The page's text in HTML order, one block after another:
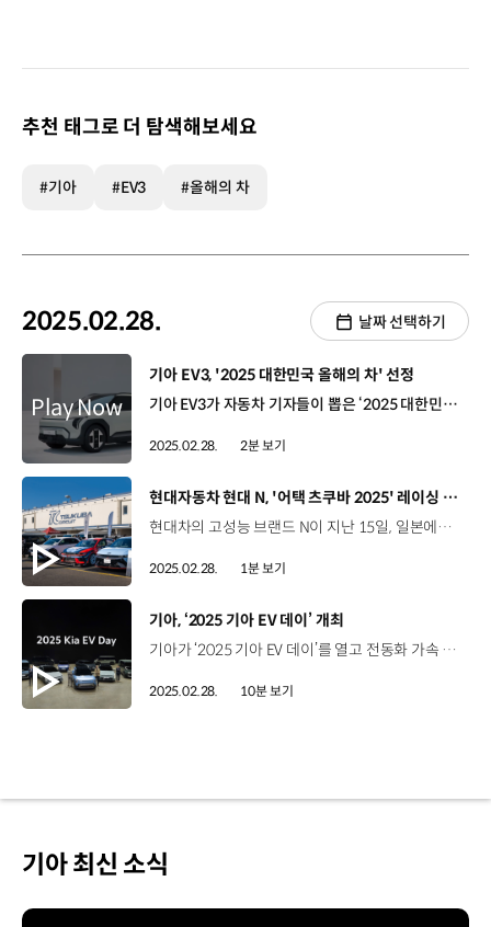
추천 태그로 더 탐색해보세요
#기아 #EV3 #올해의 차
2025.02.28. 날짜 선택하기
[동영상]
기아 EV3, '2025 대한민국 올해의 차' 선정
기아 EV3가 자동차 기자들이 뽑은 ‘2025 대한민국 올해의 차’ 로 선정됐습니다. ‘2025 대한민국 올해의 차’는 총 12개 브랜드, 15개 차종의 디자인과 안전성, 편의성, 연비, 가격 등 10개 항목을 평가했는데요. 기아 EV3가 종합 점수 75.53점을 얻어 ‘2025 올해의 차’로 최종 선정됐습니다. 또한, 역동성과 실용성을 두루 갖춘 EV3는 ‘올해의 전기차(EV)’에도 이름을 올렸으며, EV3에 적용된 첨단 전동화 기술, ‘아이 페달(i-Pedal) 3.0’은 ‘올해의 이노베이션’을 차지해, EV3는 총 3관왕을 달성했습니다. 한편, EV3는 81.4kWh 대용량 배터리를 탑재해 1회 충전 시 최대 501km를 주행할 수 있고, 실내⋅외 V2L 기능 등 전기차 주요 강점은 유지하면서도 크기를 줄이고, 가격을 낮춰 전기차 대중화를 선도한다는 평가를 받고 있습니다.
2025.02.28. 2분 보기
[동영상]
현대자동차 현대 N, '어택 츠쿠바 2025' 레이싱 대회 참가 및 신기록 달성
현대차의 고성능 브랜드 N이 지난 15일, 일본에서 열린 '어택 츠쿠바 2025' 레이싱 대회에서 전기차 신기록을 달성했습니다. ‘어택 츠쿠바 2025'의 타임어택 레이싱 대회는 여러 차량이 함께 주행하는 레이스와 달리 가장 빠른 랩 타임을 측정해 순위를 정하는 대회인데요. 이번 레이싱에 출전한 일본의 인기 카레이서 ‘타니구치 노부테루’는 아이오닉 5 N TA Spec으로 57초 446의 랩타임을 기록하며, 지난해 우승 기록보다 2초 이상 단축된 전기차 신기록을 달성했습니다. 현대차는 앞으로도 다양한 도전을 통해 고성능 전기차가 글로벌 자동차 문화에 융화될 수 있도록 노력할 예정입니다.
2025.02.28. 1분 보기
[동영상]
기아, ‘2025 기아 EV 데이’ 개최
기아가 ‘2025 기아 EV 데이’를 열고 전동화 가속 의지를 다졌습니다. 네, 기아는 지난 24일, 스페인에서 ‘전동화 시장의 흐름 전환’을 주제로 ‘2025 기아 EV 데이’를 개최했습니다. 현장 함께 보시죠! ‘2025 기아 EV 데이’가 스페인 타라고나 지역의 역사적인 명소인 타라코 아레나에서 성황리에 개최됐습니다. 이날 행사에는 기아 CEO 송호성 사장 등 주요 임원진과 기자단, 딜러 등이 참석했는데요. 기아는 EV4, PV5, 콘셉트 EV2 등 양산차 2종과 콘셉트카 1종을 세계 최초로 공개했습니다. 송호성 사장 / 기아 기아는 지속가능한 모빌리티 솔루션 제공업체로서, 고객 관점에서 개발한 제품과 경험을 제공하며 EV 대중화를 위해 지속적으로 노력하고 있습니다. 기아는 이번 EV 데이에서 전동화를 가속화할 다양한 EV 라인업을 선보였는데요. EV4부터 함께 살펴볼까요? 네, 더 기아 EV4는 브랜드 최초의 준중형 전동화 세단인데요. 혁신적인 공간과 뛰어난 성능으로 EV 시장에서 확장된 선택지를 제공할 것으로 기대됩니다. EV4는 기아 디자인 철학인 ‘오퍼짓 유나이티드’를 바탕으로 세련되고 역동적인 디자인을 갖췄는데요. 낮게 떨어지는 후드 앞단에서부터 트렁크 끝단까지 이어지는 실루엣과 휠 아치를 감싸는 블랙 클래딩을 적용해 전동화 시대에 걸맞은 새로운 세단의 모습을 구현했습니다. 카림 하비브 부사장 / 기아 글로벌디자인담당EV4는 기존 세단에서 볼 수 없었던 루프 스포일러를 차체 양 끝에 배치해 혁신적인 실루엣을 완성했습니다. 차량 가장자리를 따라 위치한 수직 형상의 헤드램프와 테일램프가 EV4의 와이드한 느낌을 강조합니다. EV4의 실내는 넓은 공간을 바탕으로 여유로운 헤드룸과 레그룸을 확보했는데요. 동급 최대 수준인 490L의 트렁크를 구현하고 트렁크가 열리는 면적을 넓혀 적재 시 편의성을 높였습니다. 뿐만 아니라, 전방으로 80mm 확장 가능한 ‘슬라이딩 콘솔 테이블’과 간단한 조작으로 시트 포지션과 조명 밝기를 전환할 수 있는 ‘인테리어 모드’를 적용해 탑승객의 공간 활용성을 극대화했습니다. EV4의 롱레인지 모델과 스탠다드 모델에는 각각 81.4kWh, 58.3kWh 용량의 배터리를 탑재했는데요. 두 모델 모두 기아 EV 라인업 중 가장 높은 복합전비 5.8km/kWh를 달성했습니다. 또한, EV4는 공기역학적인 설계를 바탕으로 기아 차량 중 가장 우수한 공력성능인 공기저항계수 0.23을 달성했습니다. 이를 기반으로 EV4는 현대차그룹의 전기차 중 가장 긴 거리인 533km의 1회 충전 시 주행가능거리를 확보했습니다. 이 밖에도 EV4는 기아 AI 어시스턴트를 탑재하고, 혁신적인 커넥티비티 사양을 적용해 고객에게 의미 있고 편리한 차량경험을 제공합니다. 조상운 상무 / 기아 글로벌사업기획사업부EV4에는 기아 애플리케이션과 연동한 원격 OTA 업데이트 기능이 기아 최초로 적용했습니다. 기존에는 차량 안에서만 가능했던 OTA 업데이트를 시공간 제약 없이 휴대폰을 통해 원격으로 진행함으로써 고객들은 항상 최신의 차량 상태를 유지하고, 차량과 심리스하게 연결됩니다. EV4의 혁신적인 공간과 뛰어난 성능이 정말 매력적이네요. 기아는 유럽 시장에 EV4 해치백 모델도 출시할 예정이죠? 네, 기아는 유럽 시장 전략형 모델, EV4 해치백을 출시해 현지 고객들의 마음을 사로잡을 예정입니다. 기아는 이번 행사에서 EV4 뿐만 아니라 PV5를 공개하며 PBV 비즈니스 전략도 공개했죠? 네, 기아는 다양한 비즈니스 환경에서 새로운 가치를 창출하며 모빌리티 패러다임의 전환을 이룬다는 목표를 공개했습니다. 기아는 PBV에 현대차그룹 전용 전기차 플랫폼 ‘E-GMP’의 우수한 기술력을 바탕으로 탄생한 ‘E-GMP.S’를 현대차그룹 최초로 적용했습니다. PBV 전용 플랫폼 E-GMP.S는 스케이트 플랫폼 콘셉트로 개발돼 향후 소형부터 대형 PBV까지 폭넓은 제품 라인업 대응이 가능한데요. PE룸 구조를 최적화해 넓은 실내와 화물공간을 확보했으며, 2ᆞ3열에 편평한 플랫 플로어 구조를 적용하고 차체 바닥을 낮게 설계해 탑승객 승하차 및 화물 상하차 편의성을 높였습니다. 또한, AAOS 기반의 인포테인먼트 시스템과 앱 마켓으로 다양한 비즈니스 특화 앱을 지원합니다. 혁신적인 제조 방식도 기아 PBV의 특징인데요. PBV 전용공장인 ‘화성 EVO Plant’에서 다품종 소량생산 체제를 구축하고, 특장 사양을 더한 컨버전 모델까지 직접 제공해 고객 맞춤형 생산을 극대화합니다. 송호성 사장 / 기아 PBV 시장을 선도하는 기아는 고객 최우선 가치에 기반한 하드웨어, 소프트웨어, 제조 분야의 혁신으로 맞춤형 모빌리티의 새로운 패러다임을 제시할 것 입니다. 이번 EV 데이에서 기아는 이러한 PBV 전략이 잘 담긴 첫 번째 전용 PBV ‘PV5’를 세계 최초로 공개했습니다. PV5는 PBV 전용 플랫폼 E-GMP.S에 기반한 맞춤형 차량 구조와 다양한 첨단 신기술을 적용한 중형 PBV인데요. 오퍼짓 유나이티드를 바탕으로 미래지향적이면서 강인한 이미지와 함께 다양한 바디 타입을 적용할 수 있는 유연함이 특징입니다. 김택균 상무 / 기아 기아디자인운영담당 PV5 전면부는 깨끗한 이미지의 상단부와 견고한 느낌의 하단부를 대비시켜 과감하고 미래지향적인 분위기를 연출했습니다. A 필러의 연장선에서 이어지는 스타맵 시그니처 라이팅으로 기아의 디자인 정체성을 접목했습니다. PV5의 실내는 ‘열린 상자(Open Box)’를 주제로 공간 활용성을 극대화하고, 고객이 원하는 용품을 실내에 추가할 수 있게 해주는 ‘기아 애드기어(Kia AddGear)’를 처음 도입해 확장성을 확보했습니다. PV5는 71.2kWh와 51.5kWh 용량의 NCM 배터리를 탑재하고 배터리팩 내부에 모듈 없이 셀을 탑재한 ‘셀투팩’ 배터리 시스템을 적용해 에너지 효율성을 높였습니다. 71.2kWh 용량의 배터리가 적용된 ‘PV5 패신저’의 경우, 최고 출력 120kW, 최대 토크 250Nm의 동력 성능을 발휘하며 1회 충전으로 최대 400km를 주행할 수 있습니다. PV5는 패신저, 카고, WAV, 샤시캡 등의 기본 모델과 레저와 휴식에 최적화된 ‘라이트 캠퍼’, 패신저 고급화 모델 ‘프라임’, 오픈베드, 내장/냉동탑차 및 유럽 전용 ‘크루’ 등 컨버전 모델로 제공됩니다. 고객의 일상과 비즈니스에 혁신을 불러올 PV5가 기대됩니다. 이날 함께 공개된 콘셉트 EV2도 뜨거운 관심을 받았죠? 네, 콘셉트 EV2는 해외 전략형 소형 SUV, EV2의 콘셉트 모델인데요. 콤팩트한 크기임에도 프론트 트렁크와 2열 폴딩 및 리클라이닝 시트를 통한 공간 확장이 가능합니다. 분리된 수직 형상의 스타맵 시그니처 라이팅이 강조된 전면부와 기술적인 조형의 코너 디자인, 정교하게 다듬은 면처리가 돋보이는 후면부 디자인이 참석자들의 눈길을 사로잡았습니다. 기아는 오는 26년 유럽에서 콘셉트 EV2의 양산형 모델 출시를 목표로 하고 있습니다. 고객 관점의 다양한 제품을 통해 EV 대중화를 위해 노력을 지속하고, 맞춤형 모빌리티의 새로운 패러다임 제시할 기아의 미래가 더욱 기대됩니다. 오늘 소식 전해주셔서 고맙습니다.
2025.02.28. 10분 보기
기아 최신 소식